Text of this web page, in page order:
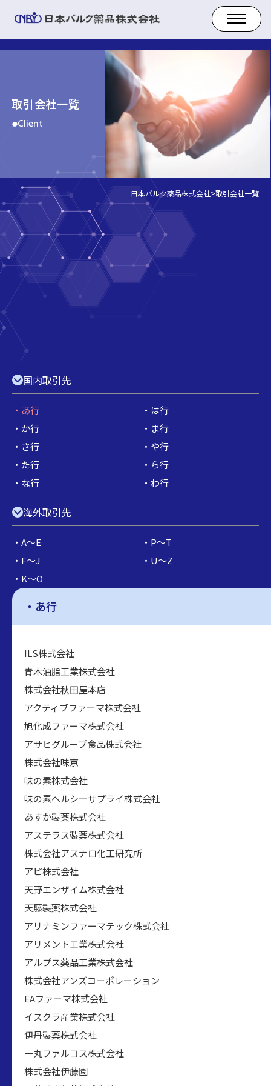
取引会社一覧
Client
日本バルク薬品株式会社>取引会社一覧
国内取引先
あ行
か行
さ行
た行
な行
は行
ま行
や行
ら行
わ行
海外取引先
A～E
F～J
K～O
P～T
U～Z
あ行
ILS株式会社
青木油脂工業株式会社
株式会社秋田屋本店
アクティブファーマ株式会社
旭化成ファーマ株式会社
アサヒグループ食品株式会社
株式会社味京
味の素株式会社
味の素ヘルシーサプライ株式会社
あすか製薬株式会社
アステラス製薬株式会社
株式会社アスナロ化工研究所
アピ株式会社
天野エンザイム株式会社
天藤製薬株式会社
アリナミンファーマテック株式会社
アリメントエ業株式会社
アルプス薬品工業株式会社
株式会社アンズコーポレーション
EAファーマ株式会社
イスクラ産業株式会社
伊丹製薬株式会社
一丸ファルコス株式会社
株式会社伊藤園